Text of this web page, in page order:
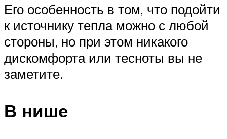
Его особенность в том, что подойти
к источнику тепла можно с любой
стороны, но при этом никакого
дискомфорта или тесноты вы не
заметите.
В нише